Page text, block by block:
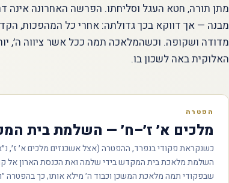
מתן תורה, חטא העגל וסליחתו. הפרשה האחרונה
מבנה — אך דווקא בכך גדולתה: אחרי כל המהפכות,
מדודה ושקופה. וכשהמלאכה תמה ככל אשר ציווה ה׳,
האלוקית באה לשכון בו.
הפטרה
מלכים א׳ ז׳–ח׳ — השלמת בית
כשנקראת פקודי בנפרד, ההפטרה (אצל אשכנזים מלכים א׳ ז׳,
השלמת מלאכת בית המקדש בידי שלמה ואת הכנסת הארון
שבפקודי תמה מלאכת המשכן וכבוד ה׳ מילא אותו, כך בהפטרה